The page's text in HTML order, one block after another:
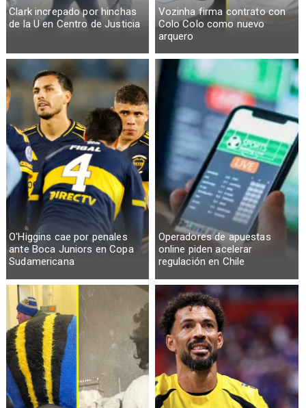
Clark increpado por hinchas
de la U en Centro de Justicia
Vozinha firma contrato con
Colo Colo como nuevo
arquero
O'Higgins cae por penales
ante Boca Juniors en Copa
Sudamericana
Operadores de apuestas
online piden acelerar
regulación en Chile